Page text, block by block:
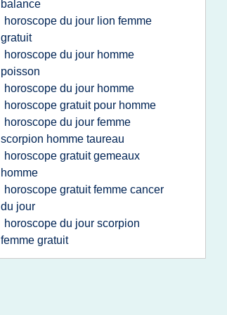
balance
horoscope du jour lion femme
gratuit
horoscope du jour homme
poisson
horoscope du jour homme
horoscope gratuit pour homme
horoscope du jour femme
scorpion homme taureau
horoscope gratuit gemeaux
homme
horoscope gratuit femme cancer
du jour
horoscope du jour scorpion
femme gratuit